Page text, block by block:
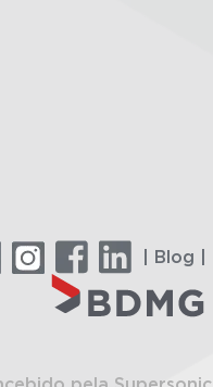
| Blog |